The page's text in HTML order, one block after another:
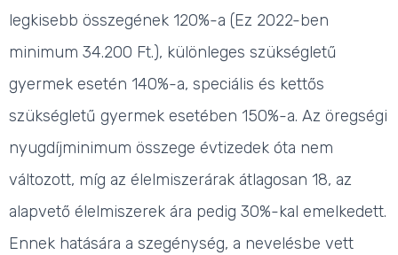
legkisebb összegének 120%-a (Ez 2022-ben
minimum 34.200 Ft.), különleges szükségletű
gyermek esetén 140%-a, speciális és kettős
szükségletű gyermek esetében 150%-a. Az öregségi
nyugdíjminimum összege évtizedek óta nem
változott, míg az élelmiszerárak átlagosan 18, az
alapvető élelmiszerek ára pedig 30%-kal emelkedett.
Ennek hatására a szegénység, a nevelésbe vett